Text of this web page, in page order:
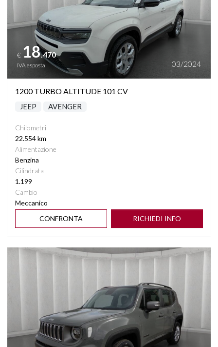
€ 18.470
IVA esposta 03/2024
1200 TURBO ALTITUDE 101 CV
JEEP AVENGER
Chilometri
22.554 km
Alimentazione
Benzina
Cilindrata
1.199
Cambio
Meccanico
CONFRONTA
RICHIEDI INFO
Vedi dettagli